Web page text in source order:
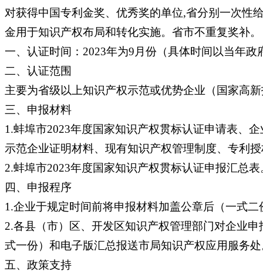
对获得中国专利金奖、优秀奖的单位,省分别一次性
金用于知识产权布局和转化实施。省市不重复奖补。
一、认证时间：2023年为9月份（具体时间以当年政
二、认证范围
主要为省级以上知识产权示范或优势企业（国家高
三、申报材料
1.蚌埠市2023年度国家知识产权贯标认证申请表、
示范企业证明材料、现有知识产权管理制度、专利
2.蚌埠市2023年度国家知识产权贯标认证申报汇总
四、申报程序
1.企业于规定时间前将申报材料加盖公章后（一式
2.各县（市）区、开发区知识产权管理部门对企业
式一份）和电子版汇总报送市局知识产权应用服务
五、政策支持